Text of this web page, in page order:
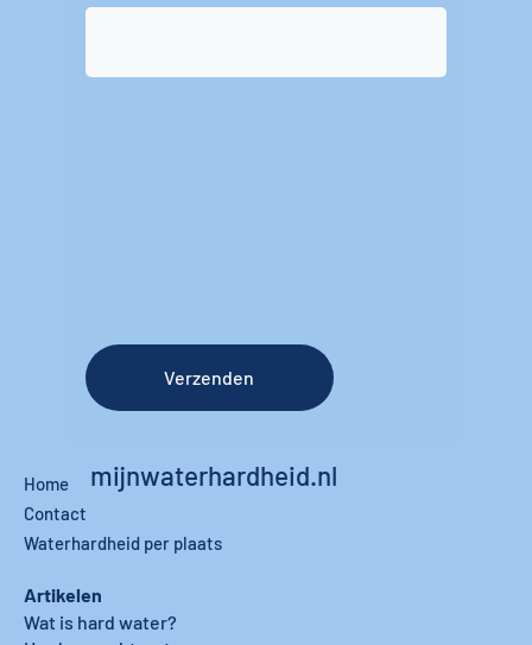
Verzenden
mijnwaterhardheid.nl
Home
Contact
Waterhardheid per plaats
Artikelen
Wat is hard water?